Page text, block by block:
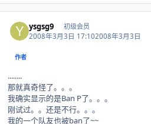
ysgsg9 初级会员
2008年3月3日 17:102008年3月3日
作者
........
那就真奇怪了。。。
我确实显示的是Ban P了。。。
刚试过。。还是不行。。。
我的一个队友也被ban了~~